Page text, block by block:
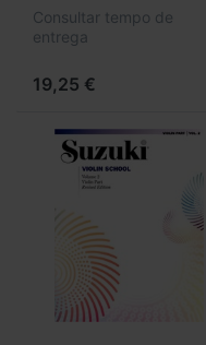
Consultar tempo de
entrega
19,25 €